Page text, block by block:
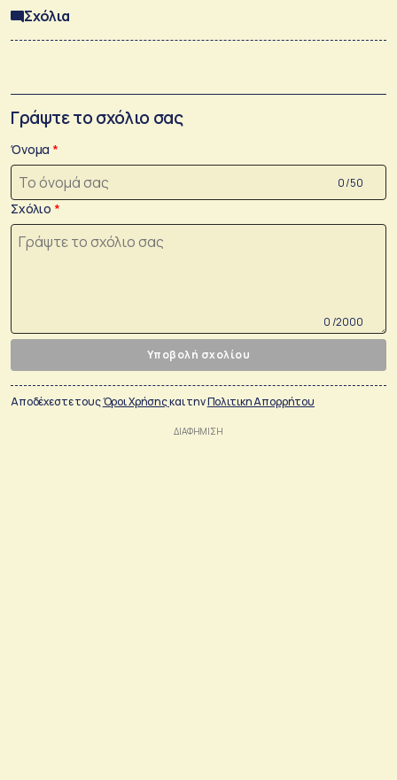
Σχόλια
Γράψτε το σχόλιο σας
Όνομα
0 /50
Σχόλιο
0 /2000
Υποβολή σχολίου
Αποδέχεστε τουςΌροι Χρήσηςκαι τηνΠολιτικη Απορρήτου